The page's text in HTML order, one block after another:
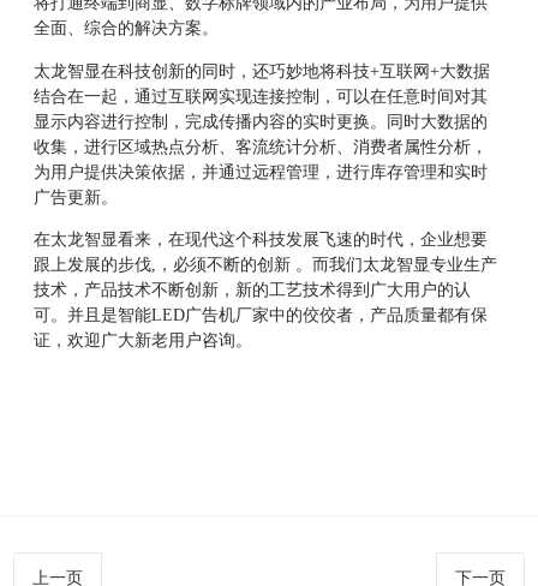
全面、综合的解决方案。
太龙智显在科技创新的同时，还巧妙地将科技+互联网+大数据
结合在一起，通过互联网实现连接控制，可以在任意时间对其
显示内容进行控制，完成传播内容的实时更换。同时大数据的
收集，进行区域热点分析、客流统计分析、消费者属性分析，
为用户提供决策依据，并通过远程管理，进行库存管理和实时
广告更新。
在太龙智显看来，在现代这个科技发展飞速的时代，企业想要
跟上发展的步伐,，必须不断的创新 。而我们太龙智显专业生产
技术，产品技术不断创新，新的工艺技术得到广大用户的认
可。并且是智能LED广告机厂家中的佼佼者，产品质量都有保
证，欢迎广大新老用户咨询。
上一页 下一页